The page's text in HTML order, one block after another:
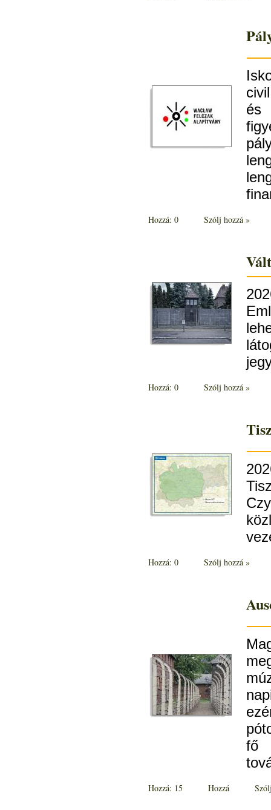
és
Hozzá: 0 Szólj hozzá »
Hozzá: 0 Szólj hozzá »
Hozzá: 0 Szólj hozzá »
fő
Hozzá: 15 Hozzá